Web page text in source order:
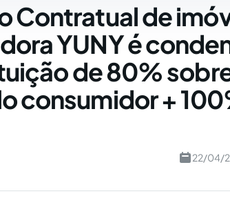
Contratual de
YUNY é
de 80%
consumidor +
22/04/